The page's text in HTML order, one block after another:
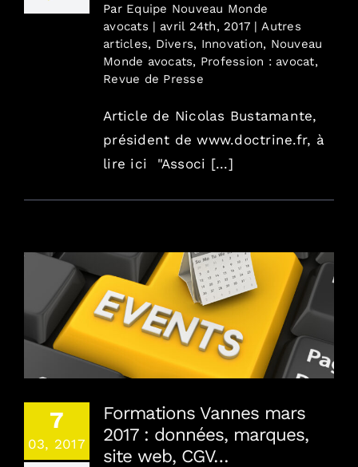
Par Equipe Nouveau Monde
avocats | avril 24th, 2017 | Autres
articles, Divers, Innovation, Nouveau
Monde avocats, Profession : avocat,
Revue de Presse
Article de Nicolas Bustamante,
président de www.doctrine.fr, à
lire ici "Associ [...]
Formations Vannes mars 2017 : données,
marques, site web, CGV…
7
03, 2017
Formations Vannes mars
2017 : données, marques,
site web, CGV…